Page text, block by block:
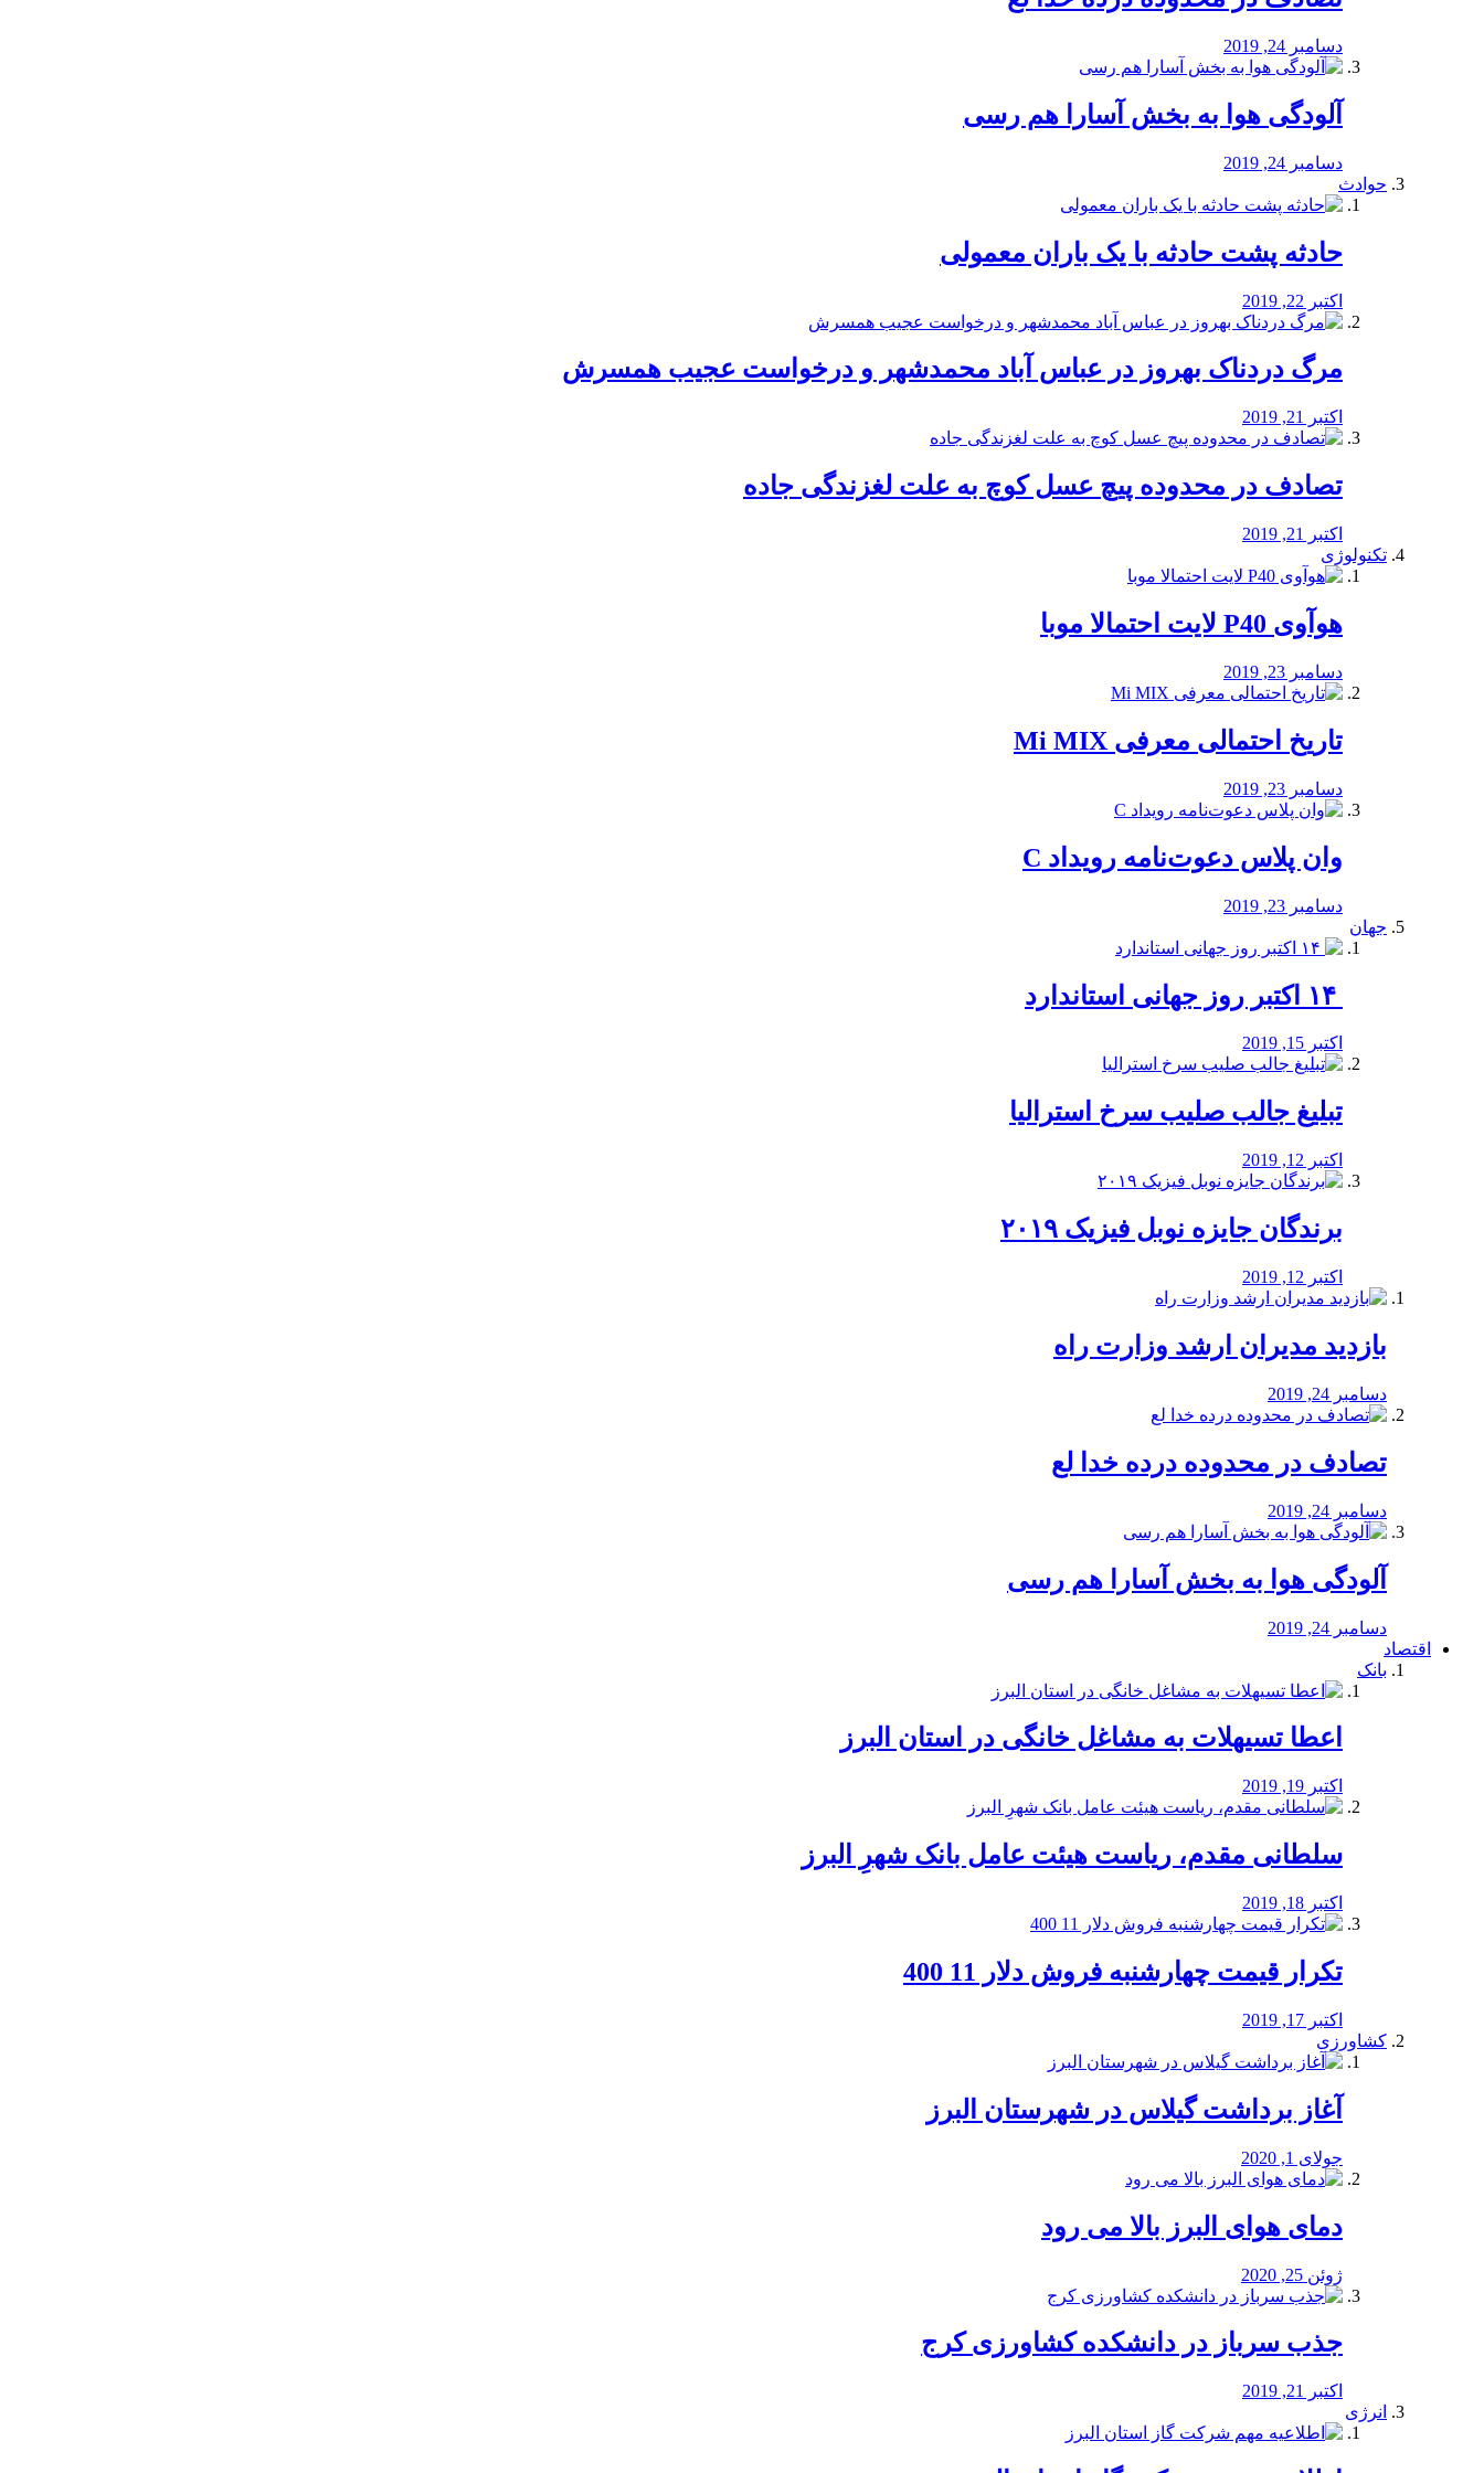
دسامبر 24, 2019
آلودگی هوا به بخش آسارا هم رسی
دسامبر 24, 2019
حوادث
️حادثه پشت حادثه با یک باران معمولی
اکتبر 22, 2019
مرگ دردناک بهروز در عباس آباد محمدشهر و درخواست عجیب همسرش
اکتبر 21, 2019
تصادف در محدوده پیچ عسل کوچ به علت لغزندگی جاده
اکتبر 21, 2019
تکنولوژی
هوآوی P40 لایت احتمالا موبا
دسامبر 23, 2019
تاریخ احتمالی معرفی Mi MIX
دسامبر 23, 2019
وان پلاس دعوت‌نامه رویداد C
دسامبر 23, 2019
جهان
اکتبر 15, 2019
تبلیغ جالب صلیب سرخ استرالیا
اکتبر 12, 2019
برندگان جایزه نوبل فیزیک ۲۰۱۹
اکتبر 12, 2019
بازدید مدیران ارشد وزارت راه
دسامبر 24, 2019
تصادف در محدوده درده خدا لع
دسامبر 24, 2019
آلودگی هوا به بخش آسارا هم رسی
دسامبر 24, 2019
اقتصاد
بانک
️اعطا تسیهلات به مشاغل خانگی در استان البرز
اکتبر 19, 2019
سلطانی مقدم، ریاست هیئت عامل بانک شهرِ البرز
اکتبر 18, 2019
تکرار قیمت چهارشنبه فروش دلار 11 400
اکتبر 17, 2019
کشاورزی
آغاز برداشت گیلاس در شهرستان البرز
جولای 1, 2020
دمای هوای البرز بالا می رود
ژوئن 25, 2020
جذب سرباز در دانشکده کشاورزی کرج
اکتبر 21, 2019
انرژی